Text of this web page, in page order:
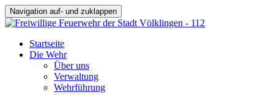
Navigation auf- und zuklappen
Startseite
Die Wehr
Über uns
Verwaltung
Wehrführung